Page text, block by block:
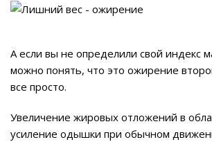
А если вы не определили свой индекс
можно понять, что это ожирение
все просто.
Увеличение жировых отложений в
усиление одышки при обычном